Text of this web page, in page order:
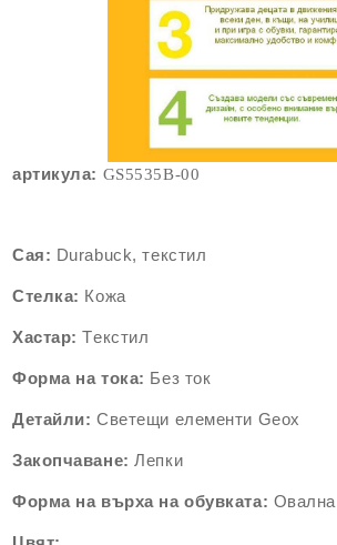
артикула: GS5535B-00
Сая: Durabuck, текстил
Стелка: Кожа
Хастар: Tекстил
Форма на тока: Без ток
Детайли:Светещи елементи Geox
Закопчаване: Лепки
Форма на върха на обувката: Овална